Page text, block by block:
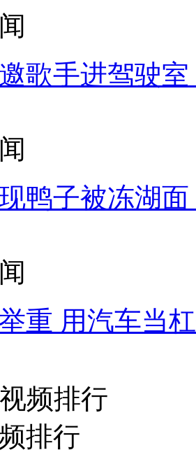
歌手进驾驶
鸭子被冻湖
重 用汽车当
频排行
排行